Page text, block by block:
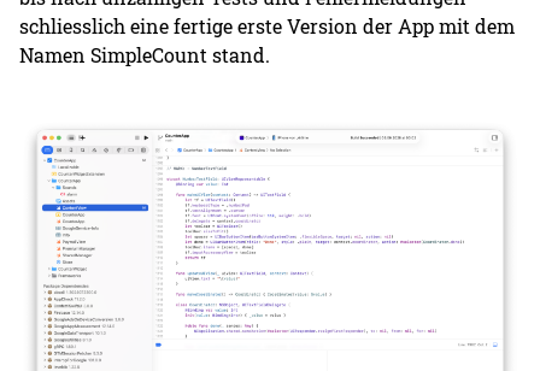
schliesslich eine fertige erste Version der App mit dem
Namen SimpleCount stand.